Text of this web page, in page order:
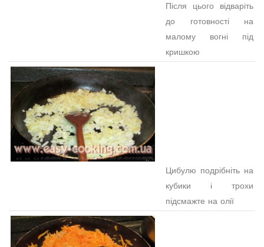
Після цього відваріть
до готовності на
малому вогні під
кришкою
Цибулю подрібніть на
кубики і трохи
підсмажте на олії